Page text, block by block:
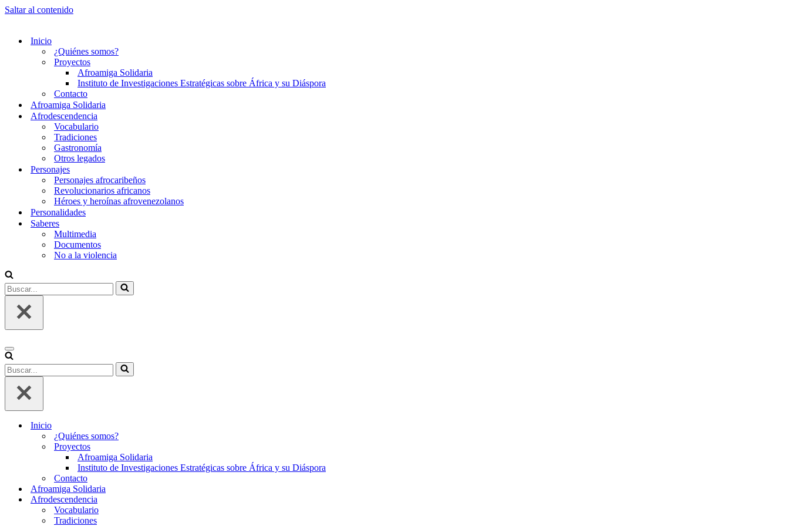
Saltar al contenido
Inicio
¿Quiénes somos?
Proyectos
Afroamiga Solidaria
Instituto de Investigaciones Estratégicas sobre África y su Diáspora
Contacto
Afroamiga Solidaria
Afrodescendencia
Vocabulario
Tradiciones
Gastronomía
Otros legados
Personajes
Personajes afrocaribeños
Revolucionarios africanos
Héroes y heroínas afrovenezolanos
Personalidades
Saberes
Multimedia
Documentos
No a la violencia
Buscar...
Menú
de
navegación
Buscar...
Inicio
¿Quiénes somos?
Proyectos
Afroamiga Solidaria
Instituto de Investigaciones Estratégicas sobre África y su Diáspora
Contacto
Afroamiga Solidaria
Afrodescendencia
Vocabulario
Tradiciones